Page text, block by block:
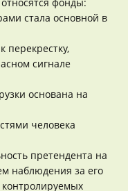
стала основной в
перекрестку,
сигнале
основана на
человека
претендента на
наблюдения за его